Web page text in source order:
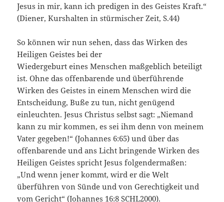
Jesus in mir, kann ich predigen in des Geistes Kraft.“
(Diener, Kurshalten in stürmischer Zeit, S.44)
So können wir nun sehen, dass das Wirken des
Heiligen Geistes bei der
Wiedergeburt eines Menschen maßgeblich beteiligt
ist. Ohne das offenbarende und überführende
Wirken des Geistes in einem Menschen wird die
Entscheidung, Buße zu tun, nicht genügend
einleuchten. Jesus Christus selbst sagt: „Niemand
kann zu mir kommen, es sei ihm denn von meinem
Vater gegeben!“ (Johannes 6:65) und über das
offenbarende und ans Licht bringende Wirken des
Heiligen Geistes spricht Jesus folgendermaßen:
„Und wenn jener kommt, wird er die Welt
überführen von Sünde und von Gerechtigkeit und
vom Gericht“ (Johannes 16:8 SCHL2000).